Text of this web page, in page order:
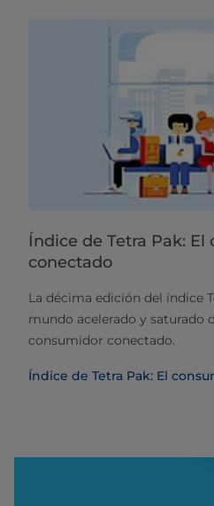
Índice de Tetra Pak:
conectado
La décima edición del índice
mundo acelerado y saturado
consumidor conectado.
Índice de Tetra Pak: El